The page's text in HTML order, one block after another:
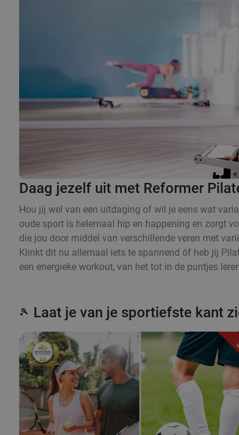
Daag jezelf uit met Reformer
Hou jij wel van een uitdaging of wil je eens wat
oude sport is helemaal hip en happening en zorgt
die jou door middel van verschillende veren met
Klinkt dit nu allemaal iets te spannend óf heb jij
een energieke workout, van het tot in de puntjes
🎾 Laat je van je sportiefste kant